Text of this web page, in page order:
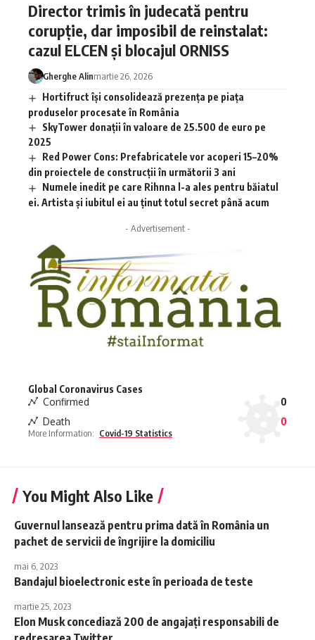
Director trimis în judecată pentru
corupție, dar imposibil de reinstalat:
cazul ELCEN și blocajul ORNISS
Gherghe Alinmartie 26, 2026
Hortifruct își consolidează prezența pe piața
produselor procesate în România
SkyTower donații în valoare de 25.500 de euro pe
2025
Red Power Cons: Prefabricatele vor acoperi 15–20%
din proiectele de construcții în următorii 3 ani
Numele inedit pe care Rihnna l-a ales pentru băiatul
ei. Artista și iubitul ei au ținut totul secret până acum
- Advertisement -
Global Coronavirus Cases
Confirmed
0
Death
0
More Information: Covid-19 Statistics
You Might Also Like
Guvernul lansează pentru prima dată în România un
pachet de servicii de îngrijire la domiciliu
mai 6, 2023
Bandajul bioelectronic este în perioada de teste
martie 25, 2023
Elon Musk concediază 200 de angajați responsabili de